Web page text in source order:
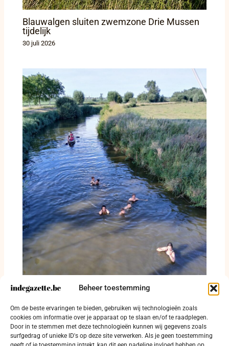
Beheer toestemming
Om de beste ervaringen te bieden, gebruiken wij technologieën zoals
cookies om informatie over je apparaat op te slaan en/of te raadplegen.
Door in te stemmen met deze technologieën kunnen wij gegevens zoals
surfgedrag of unieke ID's op deze site verwerken. Als je geen toestemming
Blauwalgen sluiten zwemzone Drie Mussen
tijdelijk
30 juli 2026
Openluchtzwemzone toont dat Diksmuide
nog meer nood heeft aan verkoeling
29 juli 2026